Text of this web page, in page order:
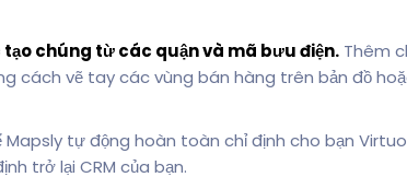
chúng từ các quận và mã bưu điện.Thêm
cách vẽ tay các vùng bán hàng trên bản đồ
Mapsly tự động hoàn toàn chỉ định cho bạn
trở lại CRM của bạn.